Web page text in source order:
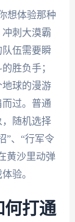
想体验那种
刺大漠霸
伍需要瞬
胜负手；
球的漫游
过。普通
随机选择
”、“行军令
黄沙里动弹
验。
何打通